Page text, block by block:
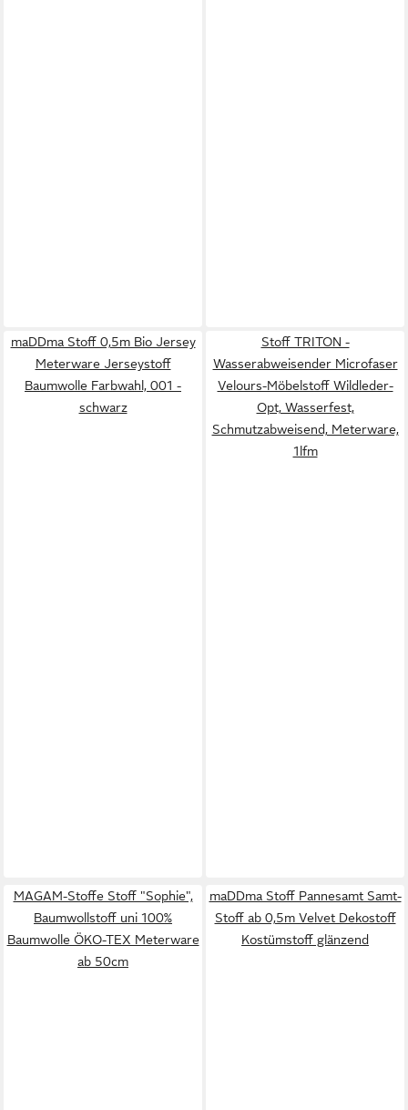
maDDma Stoff 0,5m Bio Jersey
Meterware Jerseystoff
Baumwolle Farbwahl, 001 -
schwarz
Stoff TRITON -
Wasserabweisender Microfaser
Velours-Möbelstoff Wildleder-
Opt, Wasserfest,
Schmutzabweisend, Meterware,
1lfm
MAGAM-Stoffe Stoff "Sophie",
Baumwollstoff uni 100%
Baumwolle ÖKO-TEX Meterware
ab 50cm
maDDma Stoff Pannesamt Samt-
Stoff ab 0,5m Velvet Dekostoff
Kostümstoff glänzend